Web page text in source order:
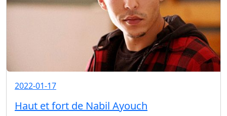
2022-01-17
Haut et fort de Nabil Ayouch